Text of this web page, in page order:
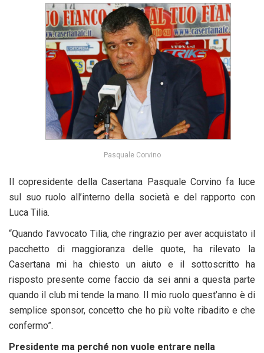
Pasquale Corvino
Il copresidente della Casertana Pasquale Corvino fa luce
sul suo ruolo all’interno della società e del rapporto con
Luca Tilia.
“Quando l’avvocato Tilia, che ringrazio per aver acquistato il
pacchetto di maggioranza delle quote, ha rilevato la
Casertana mi ha chiesto un aiuto e il sottoscritto ha
risposto presente come faccio da sei anni a questa parte
quando il club mi tende la mano. Il mio ruolo quest’anno è di
semplice sponsor, concetto che ho più volte ribadito e che
confermo”.
Presidente ma perché non vuole entrare nella